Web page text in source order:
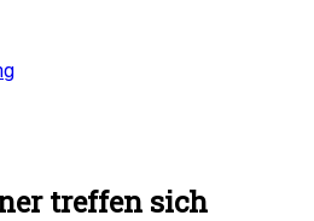
treffen sich